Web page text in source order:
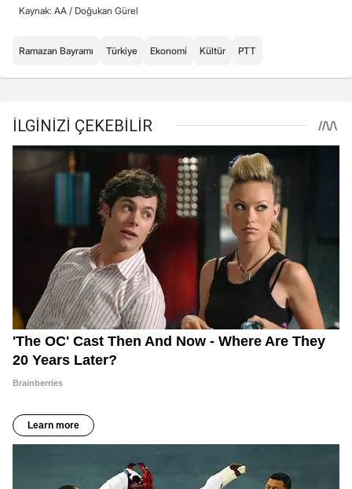
Kaynak: AA / Doğukan Gürel
Ramazan Bayramı Türkiye Ekonomi Kültür PTT